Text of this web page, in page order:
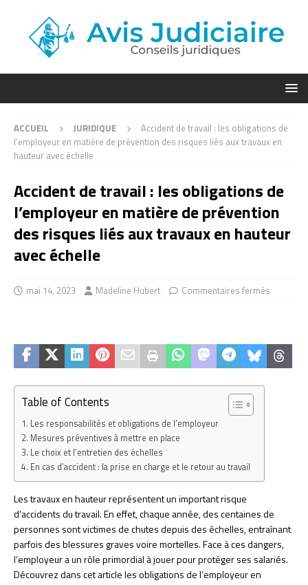
ACCUEIL JURIDIQUE
Accident de travail : les obligations de
l’employeur en matière de prévention des risques liés aux travaux en
hauteur avec échelle
Accident de travail : les obligations de
l’employeur en matière de prévention
des risques liés aux travaux en hauteur
avec échelle
mai 14, 2023 Madeline Hubert Commentaires fermés
Table of Contents
Les responsabilités et obligations de l’employeur
Mesures préventives à mettre en place
Le choix et l’entretien des échelles
En cas d’accident : la prise en charge et le retour au travail
Les travaux en hauteur représentent un important risque
d’accidents du travail. En effet, chaque année, des centaines de
personnes sont victimes de chutes depuis des échelles, entraînant
parfois des blessures graves voire mortelles. Face à ces dangers,
l’employeur a un rôle primordial à jouer pour protéger ses salariés.
Découvrez dans cet article les obligations de l’employeur en